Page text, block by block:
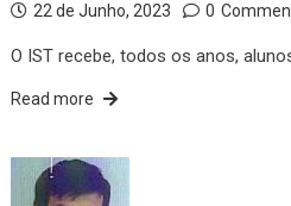
22 de Junho, 2023 0
O IST recebe, todos os anos,
Read more